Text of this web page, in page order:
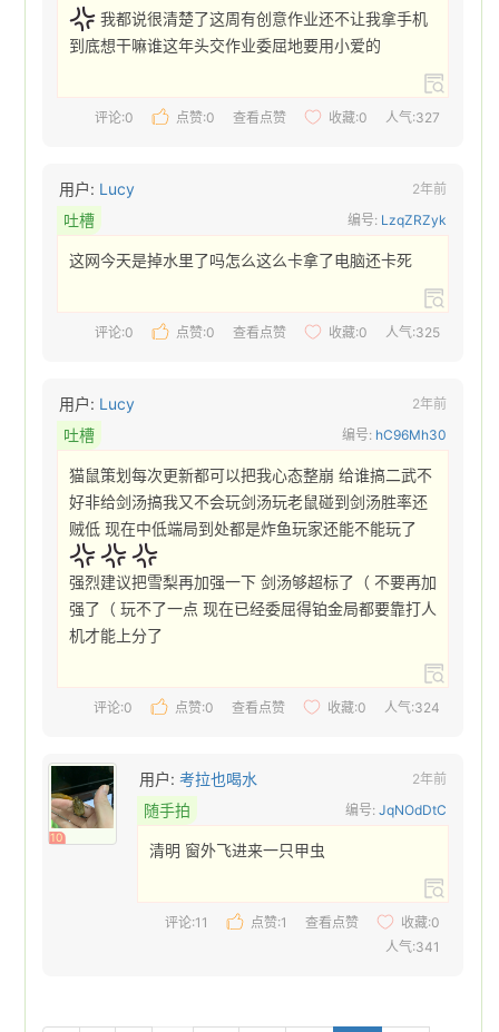
我都说很清楚了这周有创意作业还不让我拿手机
到底想干嘛谁这年头交作业委屈地要用小爱的
评论:0 点赞:0 查看点赞 收藏:0 人气:327
用户: Lucy 2年前
吐槽 编号: LzqZRZyk
这网今天是掉水里了吗怎么这么卡拿了电脑还卡死
评论:0 点赞:0 查看点赞 收藏:0 人气:325
用户: Lucy 2年前
吐槽 编号: hC96Mh30
猫鼠策划每次更新都可以把我心态整崩 给谁搞二武不
好非给剑汤搞我又不会玩剑汤玩老鼠碰到剑汤胜率还
贼低 现在中低端局到处都是炸鱼玩家还能不能玩了
强烈建议把雪梨再加强一下 剑汤够超标了（ 不要再加
强了（ 玩不了一点 现在已经委屈得铂金局都要靠打人
机才能上分了
评论:0 点赞:0 查看点赞 收藏:0 人气:324
10
用户:考拉也喝水 2年前
随手拍 编号:JqNOdDtC
清明 窗外飞进来一只甲虫
评论:11 点赞:1 查看点赞 收藏:0
人气:341